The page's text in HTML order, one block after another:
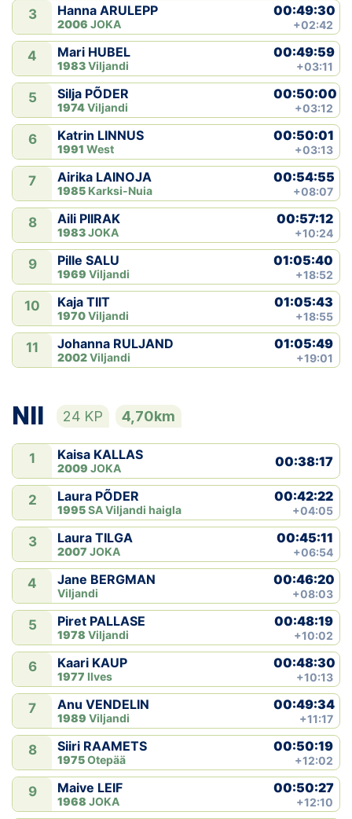
3 Hanna ARULEPP
2006 JOKA
00:49:30
+02:42
4 Mari HUBEL
1983Viljandi
00:49:59
+03:11
5 Silja PÕDER
1974Viljandi
00:50:00
+03:12
6 Katrin LINNUS
1991 West
00:50:01
+03:13
7 Airika LAINOJA
1985 Karksi-Nuia
00:54:55
+08:07
8 Aili PIIRAK
1983JOKA
00:57:12
+10:24
9 Pille SALU
1969 Viljandi
01:05:40
+18:52
10 Kaja TIIT
1970Viljandi
01:05:43
+18:55
11 Johanna RULJAND
2002Viljandi
01:05:49
+19:01
NII 24 KP 4,70km
1 Kaisa KALLAS
2009 JOKA 00:38:17
2 Laura PÕDER
1995SA Viljandi haigla
00:42:22
+04:05
3 Laura TILGA
2007 JOKA
00:45:11
+06:54
4 Jane BERGMAN
Viljandi
00:46:20
+08:03
5 Piret PALLASE
1978 Viljandi
00:48:19
+10:02
6 Kaari KAUP
1977 Ilves
00:48:30
+10:13
7 Anu VENDELIN
1989 Viljandi
00:49:34
+11:17
8 Siiri RAAMETS
1975Otepää
00:50:19
+12:02
9 Maive LEIF
1968 JOKA
00:50:27
+12:10